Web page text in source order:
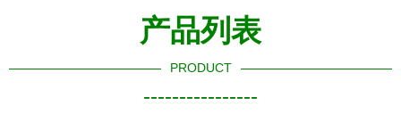
产品列表
PRODUCT
----------------